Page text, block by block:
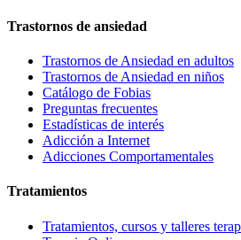
Trastornos de ansiedad
Trastornos de Ansiedad en adultos
Trastornos de Ansiedad en niños
Catálogo de Fobias
Preguntas frecuentes
Estadísticas de interés
Adicción a Internet
Adicciones Comportamentales
Tratamientos
Tratamientos, cursos y talleres